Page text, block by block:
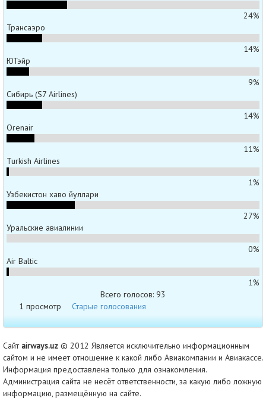
24%
Трансаэро
14%
ЮТэйр
9%
Сибирь (S7 Airlines)
14%
Orenair
11%
Turkish Airlines
1%
Узбекистон хаво йуллари
27%
Уральские авиалинии
0%
Air Baltic
1%
Всего голосов: 93
1 просмотр
Старые голосования
Сайтairways.uz © 2012 Является исключительно информационным
сайтом и не имеет отношение к какой либо Авиакомпании и Авиакассе.
Информация предоставлена только для ознакомления.
Администрация сайта не несёт ответственности, за какую либо ложную
информацию, размещённую на сайте.